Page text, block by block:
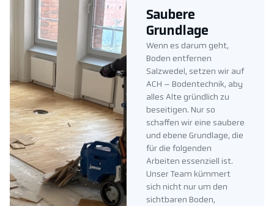
Saubere
Grundlage
Wenn es darum geht,
Boden entfernen
Salzwedel, setzen wir auf
ACH – Bodentechnik, aby
alles Alte gründlich zu
beseitigen. Nur so
schaffen wir eine saubere
und ebene Grundlage, die
für die folgenden
Arbeiten essenziell ist.
Unser Team kümmert
sich nicht nur um den
sichtbaren Boden,